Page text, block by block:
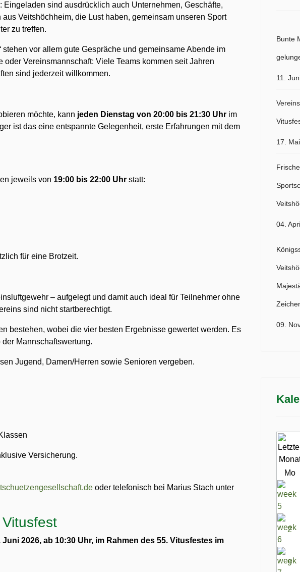
sind ausdrücklich auch Unternehmen, Geschäfte,
Veitshöchheim, die Lust haben, gemeinsam unseren Sport
zu treffen.
stehen vor allem gute Gespräche und gemeinsame Abende im
Vereinsmannschaft: Viele Teams kommen seit Jahren
sind jederzeit willkommen.
möchte, kann jeden Dienstag von 20:00 bis 21:30 Uhr im
ist das eine entspannte Gelegenheit, erste Erfahrungen mit dem
jeweils von 19:00 bis 22:00 Uhr statt:
für eine Brotzeit.
– aufgelegt und damit auch ideal für Teilnehmer ohne
sind nicht startberechtigt.
bestehen, wobei die vier besten Ergebnisse gewertet werden. Es
Mannschaftswertung.
Jugend, Damen/Herren sowie Senioren vergeben.
Versicherung.
oder telefonisch bei Marius Stach unter
2026, ab 10:30 Uhr, im Rahmen des 55. Vitusfestes im
Bunte
11.
17.
04.
09.
Mo
2
9